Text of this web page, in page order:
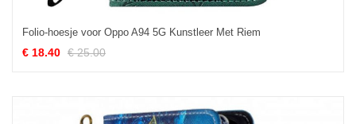
Folio-hoesje voor Oppo A94 5G Kunstleer Met Riem
€ 18.40 € 25.00